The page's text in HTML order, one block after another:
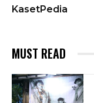
KasetPedia
MUST READ